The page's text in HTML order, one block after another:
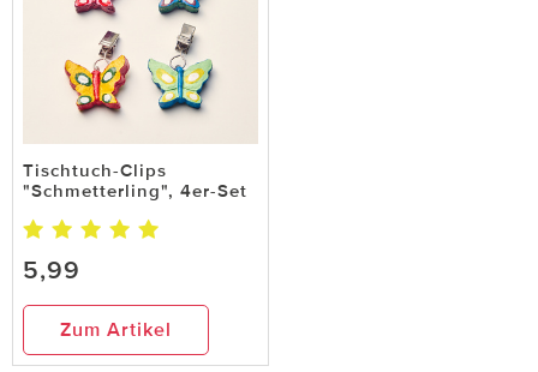
Tischtuch-Clips
"Schmetterling", 4er-Set
5,99
Zum Artikel